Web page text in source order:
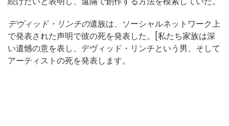
デヴィッド・リンチの遺族は、ソーシャルネットワーク上
で発表された声明で彼の死を発表した。[私たち家族は深
い遺憾の意を表し、デヴィッド・リンチという男、そして
アーティストの死を発表します。